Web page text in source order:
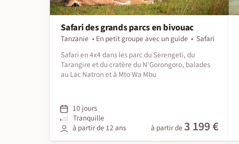
Safari des grands parcs en bivouac
Tanzanie En petit groupe avec un guide
Safari
Safari en 4x4 dans les parc du Serengeti, du
Tarangire et du cratère du N'Gorongoro, balades
au Lac Natron et à Mto Wa Mbu
10 jours
Tranquille
à partir de 12 ans
à partir de 3 199 €